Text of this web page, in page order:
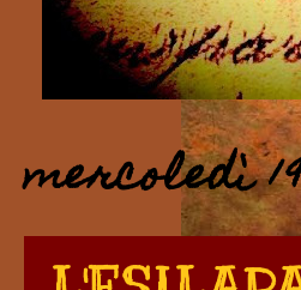
mercoledì